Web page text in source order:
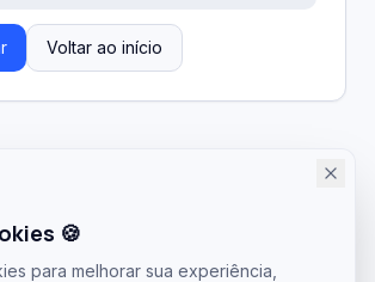
Voltar ao início
🍪
para melhorar sua experiência,